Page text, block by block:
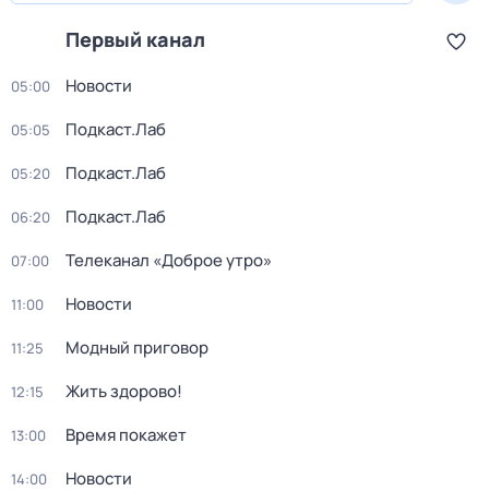
Первый канал
05:00 Новости
05:05 Подкаст.Лаб
05:20 Подкаст.Лаб
06:20 Подкаст.Лаб
07:00 Телеканал «Доброе утро»
11:00 Новости
11:25 Модный приговор
12:15 Жить здорово!
13:00 Время покажет
14:00 Новости